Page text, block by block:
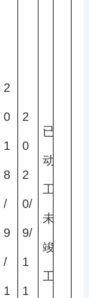
2
0
1
8
/
9
/
1
2
0
2
0/
9/
1
1
已
动
工
未
竣
工